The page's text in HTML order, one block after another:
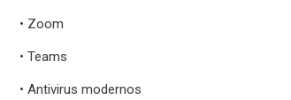
• Zoom
• Teams
• Antivirus modernos